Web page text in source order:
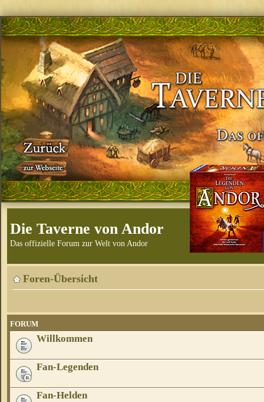
Die Taverne von Andor
Das offizielle Forum zur Welt von Andor
Foren-Übersicht
FORUM
Willkommen
Fan-Legenden
Fan-Helden